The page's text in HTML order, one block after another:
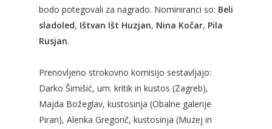
bodo potegovali za nagrado. Nominiranci so: Beli
sladoled, Ištvan Išt Huzjan, Nina Kočar, Pila
Rusjan.
Prenovljeno strokovno komisijo sestavljajo:
Darko Šimišić, um. kritik in kustos (Zagreb),
Majda Božeglav, kustosinja (Obalne galerije
Piran), Alenka Gregorič, kustosinja (Muzej in